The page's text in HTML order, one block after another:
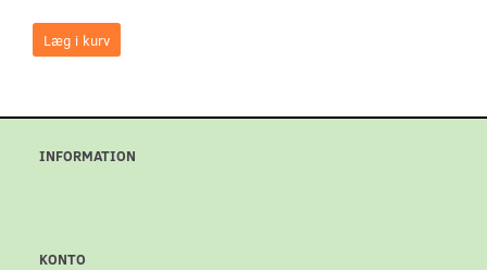
Læg i kurv
INFORMATION
KONTO